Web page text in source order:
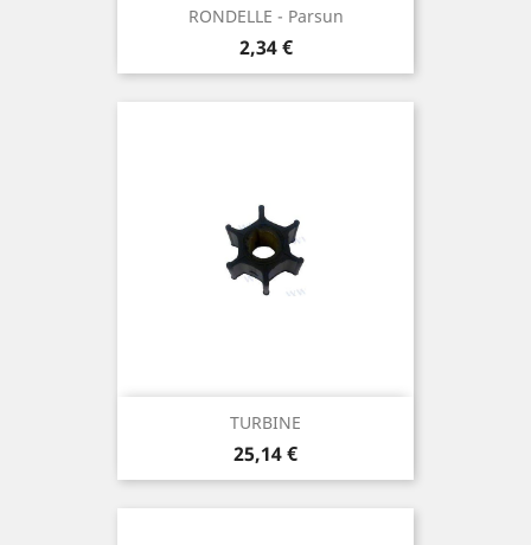
RONDELLE - Parsun
Prix
2,34 €
TURBINE
Prix
25,14 €